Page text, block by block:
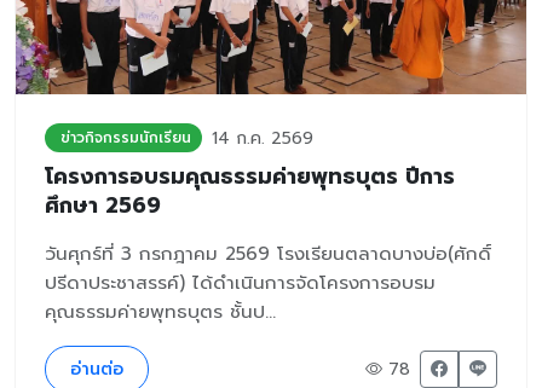
ข่าวกิจกรรมนักเรียน 14 ก.ค. 2569
โครงการอบรมคุณธรรมค่ายพุทธบุตร ปีการ
ศึกษา 2569
วันศุกร์ที่ 3 กรกฎาคม 2569 โรงเรียนตลาดบางบ่อ(ศักดิ์
ปรีดาประชาสรรค์) ได้ดำเนินการจัดโครงการอบรม
คุณธรรมค่ายพุทธบุตร ชั้นป...
อ่านต่อ 78